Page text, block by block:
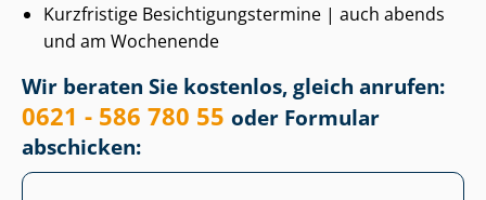
Kurzfristige Be­sich­ti­gungs­ter­mi­ne | auch abends
und am Wochenende
Wir beraten Sie kostenlos, gleich anrufen:
0621 - 586 780 55 oder Formular
abschicken: